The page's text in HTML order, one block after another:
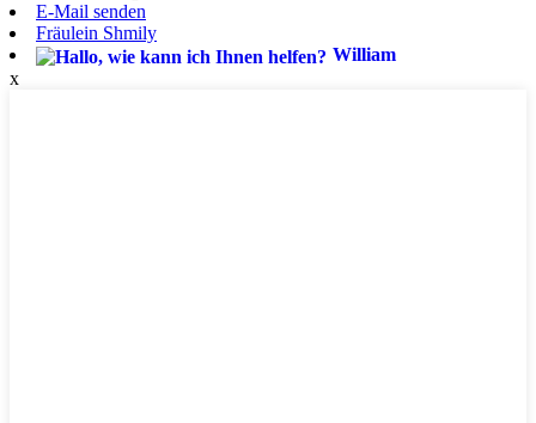
E-Mail senden
Fräulein Shmily
William
x